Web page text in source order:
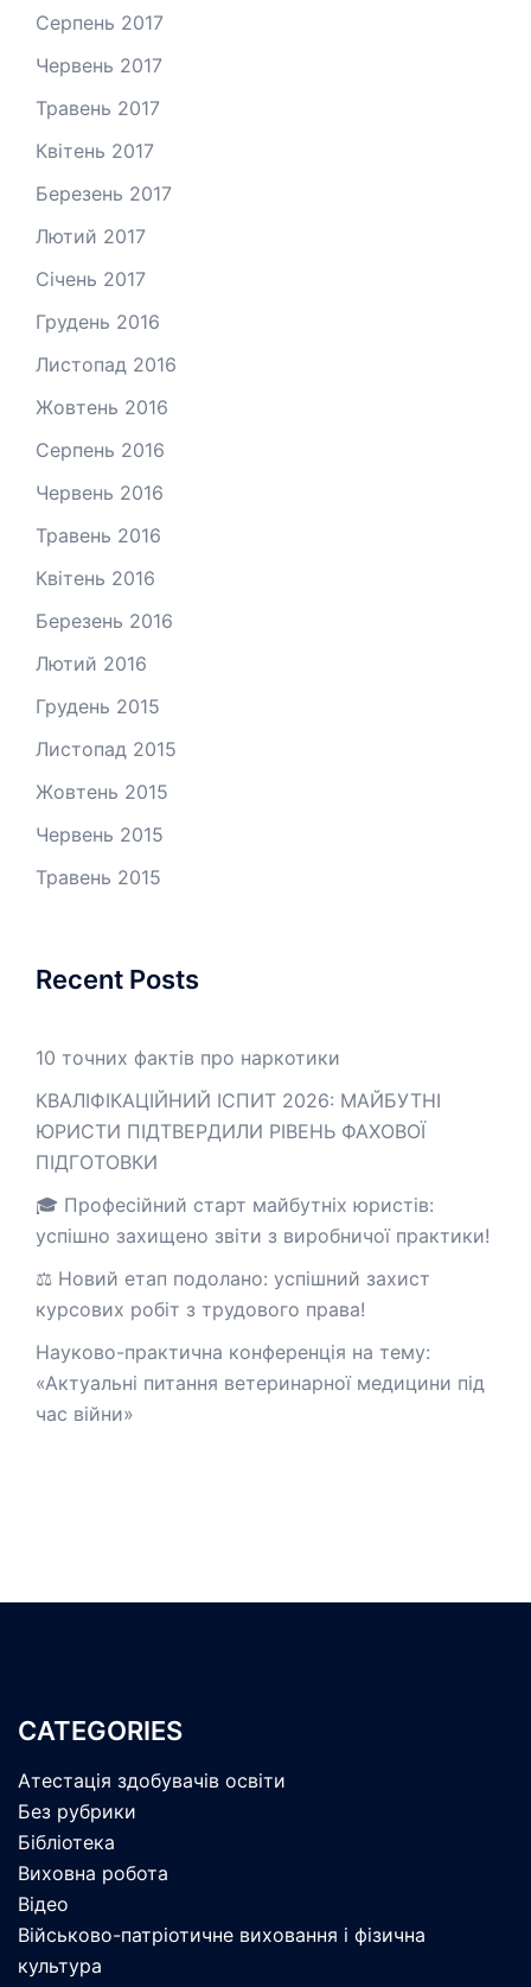
Серпень 2017
Червень 2017
Травень 2017
Квітень 2017
Березень 2017
Лютий 2017
Січень 2017
Грудень 2016
Листопад 2016
Жовтень 2016
Серпень 2016
Червень 2016
Травень 2016
Квітень 2016
Березень 2016
Лютий 2016
Грудень 2015
Листопад 2015
Жовтень 2015
Червень 2015
Травень 2015
Recent Posts
10 точних фактів про наркотики
КВАЛІФІКАЦІЙНИЙ ІСПИТ 2026: МАЙБУТНІ
ЮРИСТИ ПІДТВЕРДИЛИ РІВЕНЬ ФАХОВОЇ
ПІДГОТОВКИ
🎓 Професійний старт майбутніх юристів:
успішно захищено звіти з виробничої практики!
⚖️ Новий етап подолано: успішний захист
курсових робіт з трудового права!
Науково-практична конференція на тему:
«Актуальні питання ветеринарної медицини під
час війни»
CATEGORIES
Атестація здобувачів освіти
Без рубрики
Бібліотека
Виховна робота
Відео
Військово-патріотичне виховання і фізична
культура